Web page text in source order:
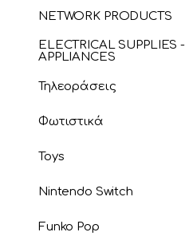
NETWORK PRODUCTS
ELECTRICAL SUPPLIES -
APPLIANCES
Τηλεοράσεις
Φωτιστικά
Toys
Nintendo Switch
Funko Pop